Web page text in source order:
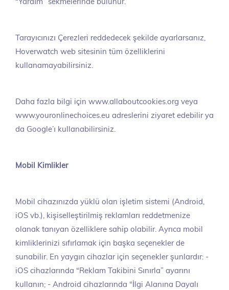
“Yardım” sekmelerinde bulunur.
Tarayıcınızı Çerezleri reddedecek şekilde ayarlarsanız,
Hoverwatch web sitesinin tüm özelliklerini
kullanamayabilirsiniz.
Daha fazla bilgi için www.allaboutcookies.org veya
www.youronlinechoices.eu adreslerini ziyaret edebilir ya
da Google’ı kullanabilirsiniz.
Mobil Kimlikler
Mobil cihazınızda yüklü olan işletim sistemi (Android,
iOS vb.), kişiselleştirilmiş reklamları reddetmenize
olanak tanıyan özelliklere sahip olabilir. Ayrıca mobil
kimliklerinizi sıfırlamak için başka seçenekler de
sunabilir. En yaygın cihazlar için seçenekler şunlardır: -
iOS cihazlarında “Reklam Takibini Sınırla” ayarını
kullanın; - Android cihazlarında “İlgi Alanına Dayalı